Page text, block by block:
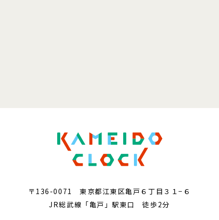
〒136-0071 東京都江東区亀戸６丁目３１−６
JR総武線「亀戸」駅東口 徒歩2分